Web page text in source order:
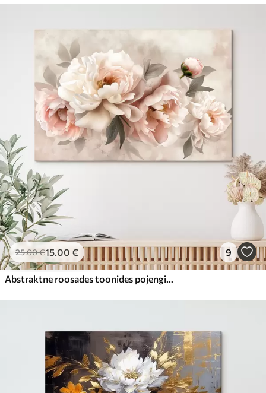
25.00€15.00 € 9
Abstraktne roosades toonides pojengide kimp